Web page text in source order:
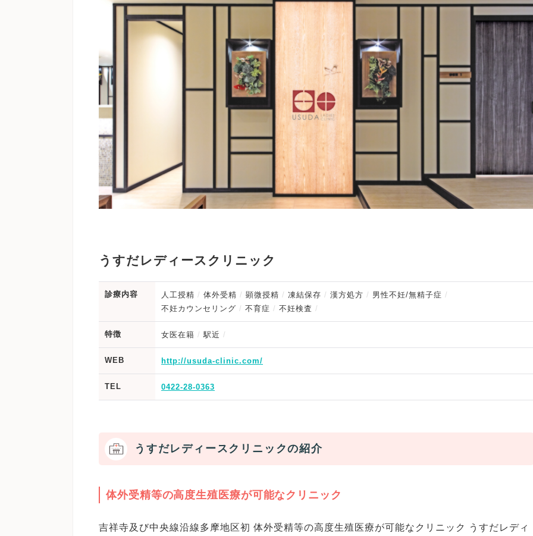
うすだレディースクリニック
診療内容 人工授精 体外受精 顕微授精 凍結保存 漢方処方
男性不妊/無精子症
不妊カウンセリング
不育症 不妊検査
特徴 女医在籍 駅近
WEB http://usuda-clinic.com/
TEL 0422-28-0363
うすだレディースクリニックの紹介
体外受精等の高度生殖医療が可能なクリニック
吉祥寺及び中央線沿線多摩地区初 体外受精等の高度生殖医療が可能なクリニック うすだレディ